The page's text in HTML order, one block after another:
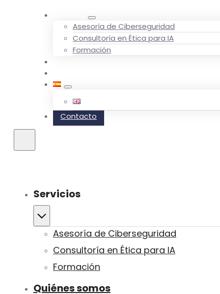
Asesoría de Ciberseguridad
Consultoría en Ética para IA
Formación
Contacto
Servicios
Asesoría de Ciberseguridad
Consultoría en Ética para IA
Formación
Quiénes somos